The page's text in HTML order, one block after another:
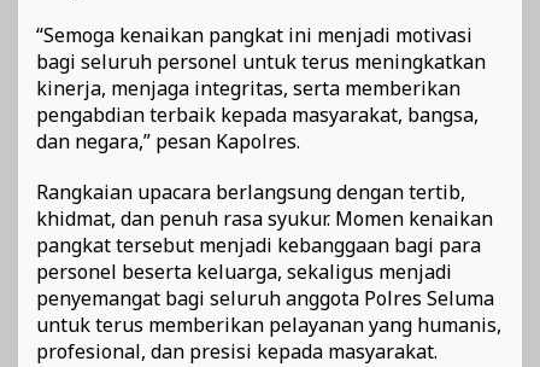
“Semoga kenaikan pangkat ini menjadi motivasi
bagi seluruh personel untuk terus meningkatkan
kinerja, menjaga integritas, serta memberikan
pengabdian terbaik kepada masyarakat, bangsa,
dan negara,” pesan Kapolres.
Rangkaian upacara berlangsung dengan tertib,
khidmat, dan penuh rasa syukur. Momen kenaikan
pangkat tersebut menjadi kebanggaan bagi para
personel beserta keluarga, sekaligus menjadi
penyemangat bagi seluruh anggota Polres Seluma
untuk terus memberikan pelayanan yang humanis,
profesional, dan presisi kepada masyarakat.